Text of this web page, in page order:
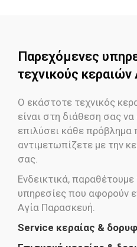
Παρεχόμενες
τεχνικούς
Ο εκάστοτε τεχνικός
είναι στη διάθεση σας
επιλύσει κάθε πρόβλημα
αντιμετωπίζετε με την
σας.
Ενδεικτικά,
υπηρεσίες που αφορούν
Αγία Παρασκευή.
Service κεραίας &